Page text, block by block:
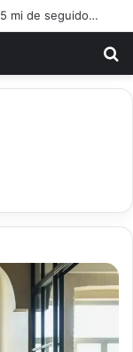
Vitória Souza: jovem pastora perto dos 5 mi de seguidores na web